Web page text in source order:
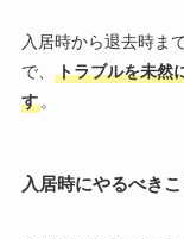
入居時から退去時ま
で、
トラブルを未然
す。
入居時にやるべきこ